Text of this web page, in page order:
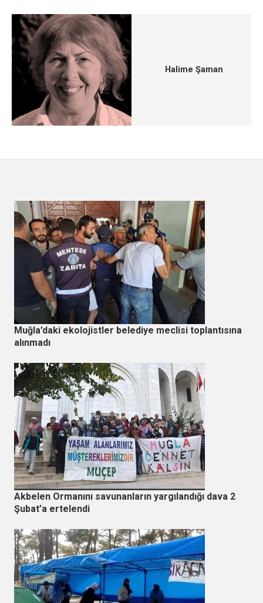
Halime Şaman
Muğla’daki ekolojistler belediye meclisi toplantısına
alınmadı
Akbelen Ormanını savunanların yargılandığı dava 2
Şubat’a ertelendi